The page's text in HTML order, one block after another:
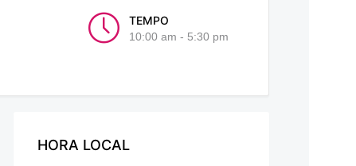
TEMPO
10:00 am - 5:30 pm
HORA LOCAL